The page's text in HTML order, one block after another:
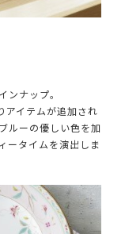
ンナップ。
アイテムが追加され
ルーの優しい色を加
ータイムを演出しま